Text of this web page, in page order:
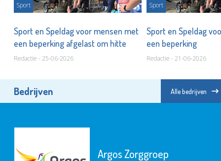
Sport
Sport en Speldag voor mensen met
een beperking afgelast om hitte
Redactie - 25-06-2026
Sport
Sport en Speldag
een beperking
Redactie - 21-06-2026
Bedrijven Alle bedrijven
Argos Zorggroep